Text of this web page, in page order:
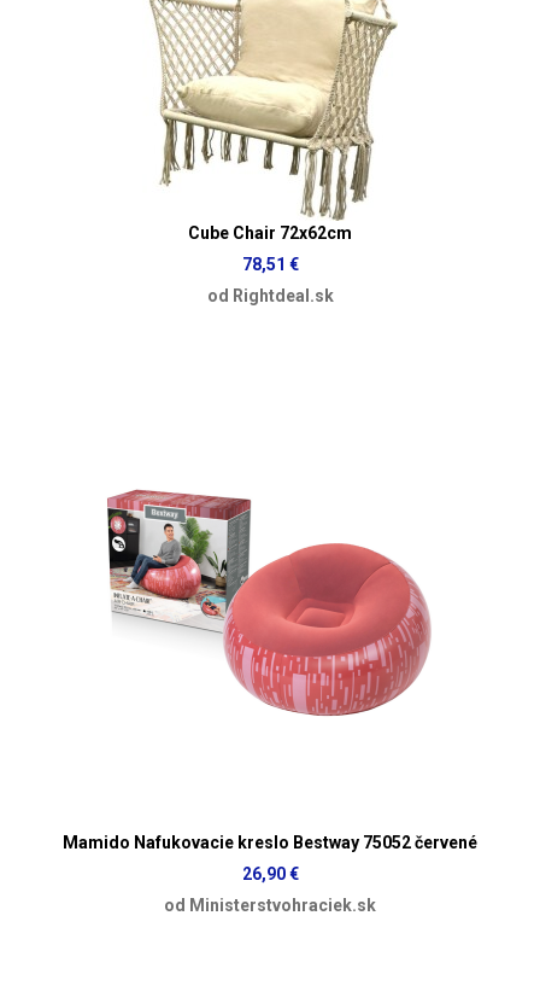
Cube Chair 72x62cm
78,51 €
od Rightdeal.sk
Mamido Nafukovacie kreslo Bestway 75052 červené
26,90 €
od Ministerstvohraciek.sk